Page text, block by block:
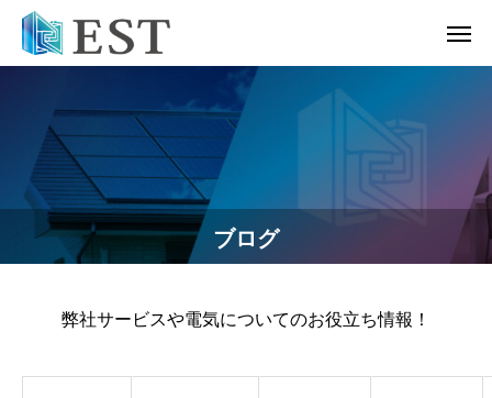
ブログ
弊社サービスや電気についてのお役立ち情報！